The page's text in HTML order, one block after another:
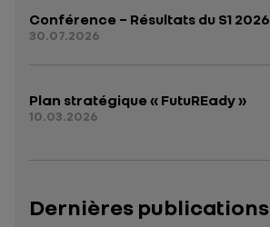
Conférence – Résultats du S1 2026
30.07.2026
Plan stratégique « FutuREady »
10.03.2026
Dernières publications